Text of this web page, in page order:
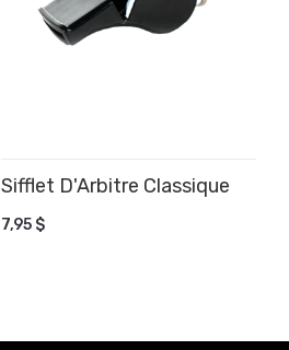
Sifflet D'Arbitre Classique
7,95 $